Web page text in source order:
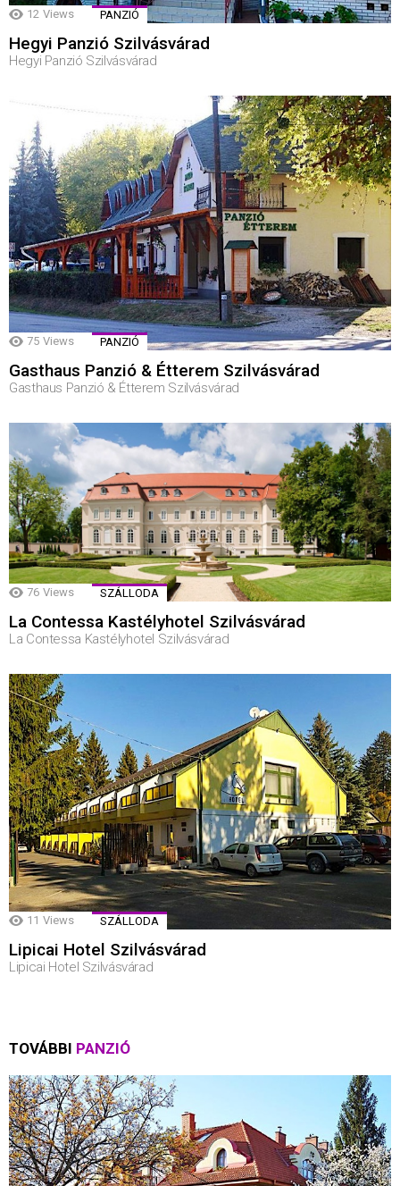
12 Views PANZIÓ
Hegyi Panzió Szilvásvárad
Hegyi Panzió Szilvásvárad
75 Views PANZIÓ
Gasthaus Panzió & Étterem Szilvásvárad
Gasthaus Panzió & Étterem Szilvásvárad
76 Views SZÁLLODA
La Contessa Kastélyhotel Szilvásvárad
La Contessa Kastélyhotel Szilvásvárad
11 Views SZÁLLODA
Lipicai Hotel Szilvásvárad
Lipicai Hotel Szilvásvárad
TOVÁBBI PANZIÓ